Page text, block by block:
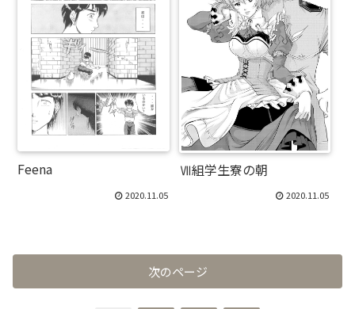
Feena
2020.11.05
Ⅶ組学生寮の朝
2020.11.05
次のページ